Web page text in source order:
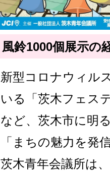
風鈴1000個展示の
新型コロナウィル
いる「茨木フェス
など、茨木市に明
「まちの魅力を発
茨木青年会議所は